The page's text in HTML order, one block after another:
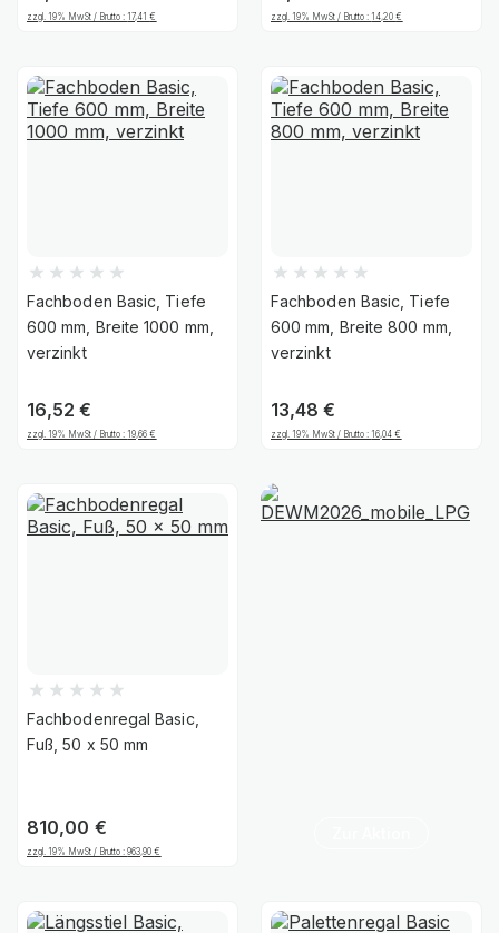
zzgl. 19% MwSt / Brutto :17,41€ zzgl. 19% MwSt / Brutto :14,20€
Fachboden Basic, Tiefe
600 mm, Breite 1000 mm,
verzinkt
16,52€
zzgl. 19% MwSt / Brutto :19,66€
Fachboden Basic, Tiefe
600 mm, Breite 800 mm,
verzinkt
13,48€
zzgl. 19% MwSt / Brutto :16,04€
Fachbodenregal Basic,
Fuß, 50 x 50 mm
810,00 €
zzgl. 19% MwSt / Brutto :963,90€